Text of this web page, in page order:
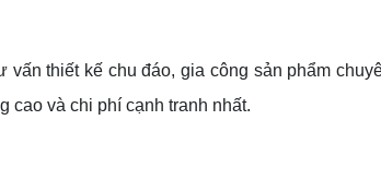
thiết kế chu đáo, gia công sản phẩm
cao và chi phí cạnh tranh nhất.